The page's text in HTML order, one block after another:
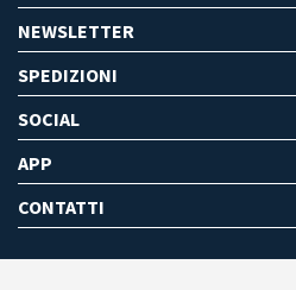
NEWSLETTER
SPEDIZIONI
SOCIAL
APP
CONTATTI